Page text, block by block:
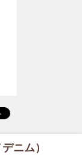
ニム）